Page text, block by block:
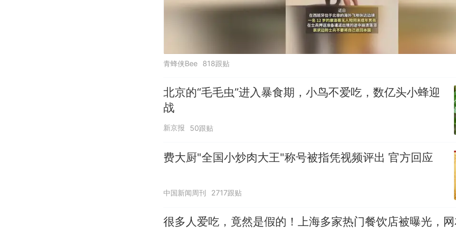
青蜂侠Bee 818跟贴
北京的“毛毛虫”进入暴食期，小鸟不爱吃，数亿头小蜂迎
战
新京报 50跟贴
费大厨"全国小炒肉大王"称号被指凭视频评出 官方回应
中国新闻周刊 2717跟贴
很多人爱吃，竟然是假的！上海多家热门餐饮店被曝光，